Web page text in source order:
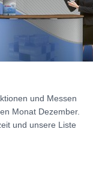
und Messen
Monat Dezember.
und unsere Liste